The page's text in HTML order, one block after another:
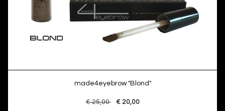
made4eyebrow "Blond"
€ 25,00 € 20,00